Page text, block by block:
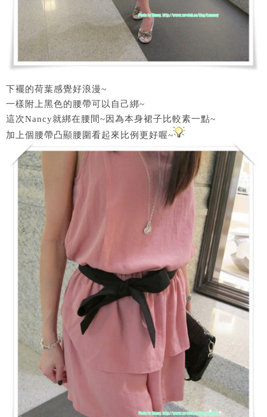
下襬的荷葉感覺好浪漫~
一樣附上黑色的腰帶可以自己綁~
這次Nancy就綁在腰間~因為本身裙子比較素一點~
加上個腰帶凸顯腰圍看起來比例更好喔~